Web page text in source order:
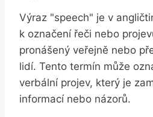
Výraz "speech" je v
k⁢ označení řeči nebo
pronášený veřejně nebo
lidí. Tento termín může
verbální‌ projev, ⁢který je
informací nebo názorů.